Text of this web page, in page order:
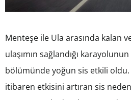
Menteşe ile Ula arasında kalan
ulaşımın sağlandığı
bölümünde yoğun sis etkili
itibaren etkisini artıran sis